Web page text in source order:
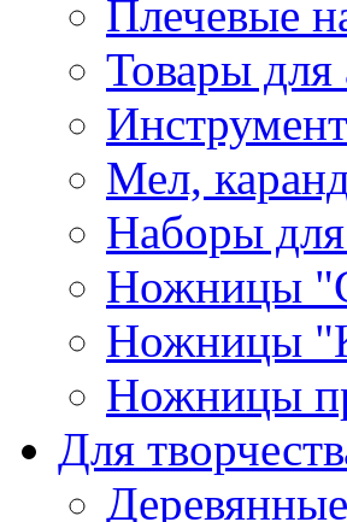
Плечевые
Товары для
Мел,
Наборы
Ножницы
Ножницы
Ножницы
Для